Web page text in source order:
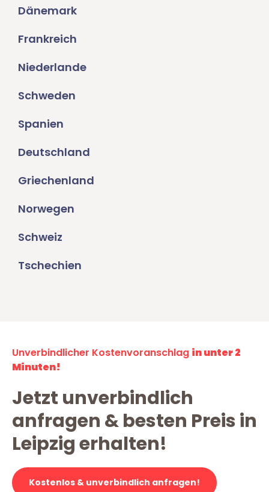
Dänemark
Frankreich
Niederlande
Schweden
Spanien
Deutschland
Griechenland
Norwegen
Schweiz
Tschechien
Unverbindlicher Kostenvoranschlag in unter 2
Minuten!
Jetzt unverbindlich
anfragen & besten Preis in
Leipzig erhalten!
Kostenlos & unverbindlich anfragen!